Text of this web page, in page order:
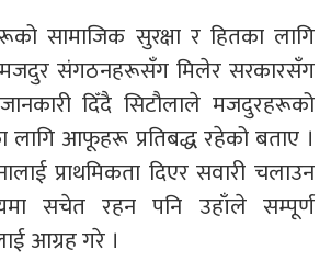
सामाजिक सुरक्षा र हितका लागि
मजदुर संगठनहरूसँग मिलेर सरकारसँग
दिँदै सिटौलाले मजदुरहरूको
लागि आफूहरू प्रतिबद्ध रहेको बताए ।
प्राथमिकता दिएर सवारी चलाउन
सचेत रहन पनि उहाँले सम्पूर्ण
आग्रह गरे ।